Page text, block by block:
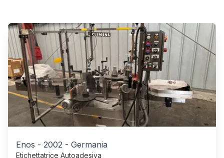
Enos - 2002 - Germania
Etichettatrice Autoadesiva